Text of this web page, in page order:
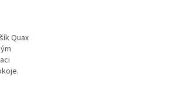
Quax